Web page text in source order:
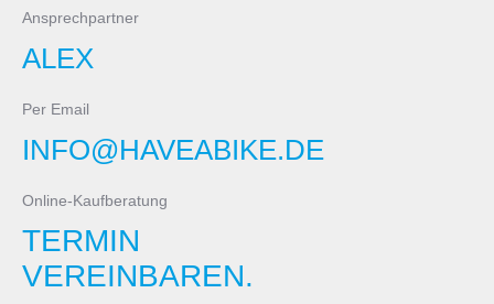
Ansprechpartner
ALEX
Per Email
INFO@HAVEABIKE.DE
Online-Kaufberatung
TERMIN
VEREINBAREN.